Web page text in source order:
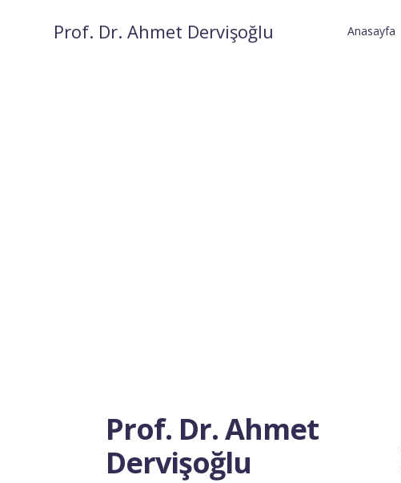
Prof. Dr. Ahmet Dervişoğlu Anasayfa
Prof. Dr. Ahmet
Dervişoğlu